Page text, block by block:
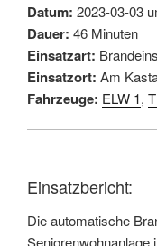
Datum: 2023-03-03
Dauer: 46 Minuten
Einsatzart:
Einsatzort: Am
Fahrzeuge: ELW 1,
Einsatzbericht:
Die automatische
Seniorenwohnanlage